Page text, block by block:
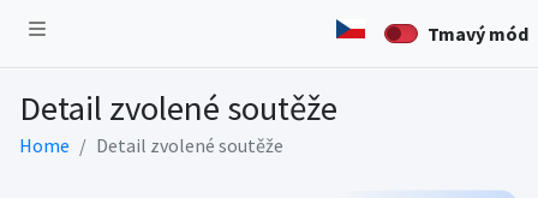
Tmavý mód
Detail zvolené soutěže
Home Detail zvolené soutěže